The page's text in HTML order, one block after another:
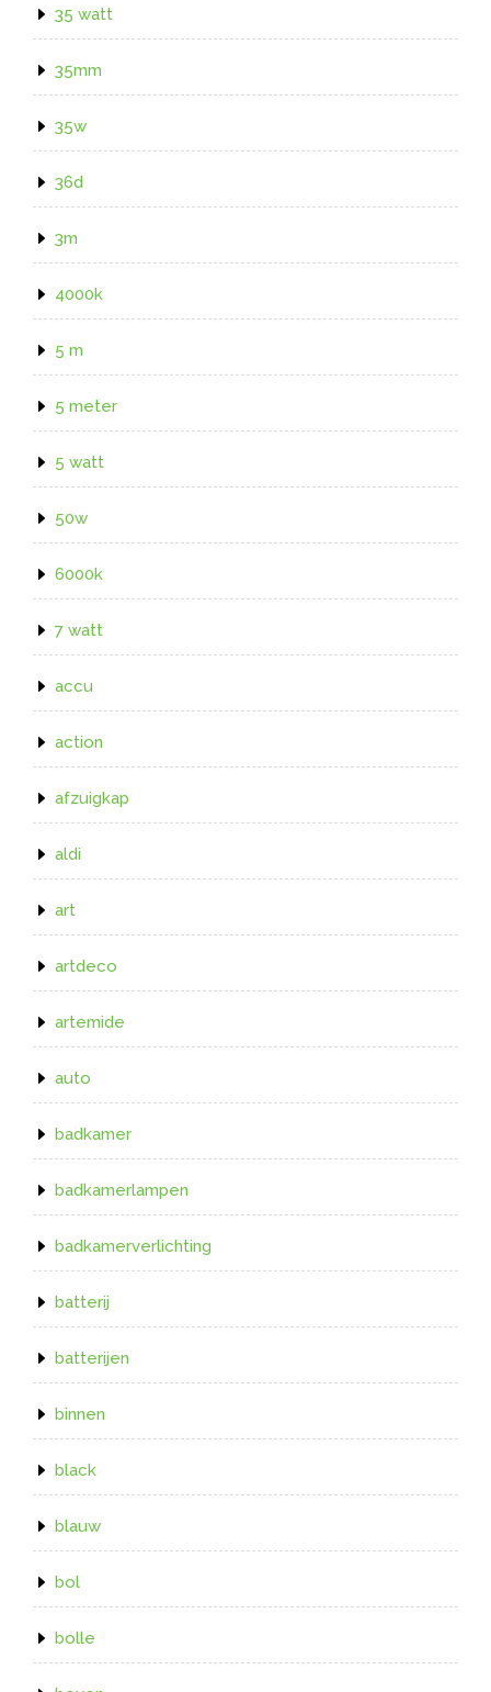
35 watt
35mm
35w
36d
3m
4000k
5 m
5 meter
5 watt
50w
6000k
7 watt
accu
action
afzuigkap
aldi
art
artdeco
artemide
auto
badkamer
badkamerlampen
badkamerverlichting
batterij
batterijen
binnen
black
blauw
bol
bolle